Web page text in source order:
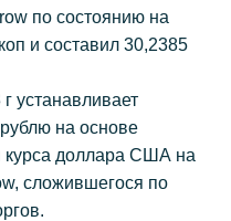
по состоянию на
и составил 30,2385
устанавливает
на основе
курса доллара США на
сложившегося по